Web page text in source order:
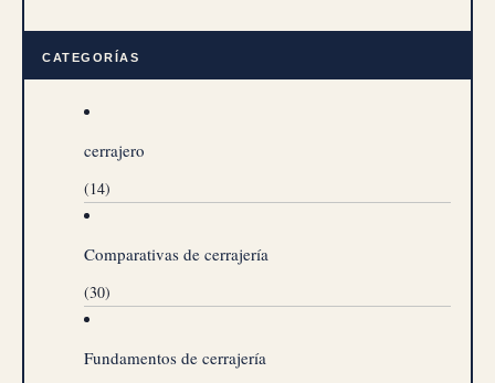
CATEGORÍAS
cerrajero
(14)
Comparativas de cerrajería
(30)
Fundamentos de cerrajería